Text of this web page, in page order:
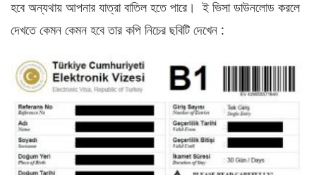
হবে অন্যথায় আপনার যাত্রা বাতিল হতে পারে। ই ভিসা ডাউনলোড করলে
দেখতে কেমন কেমন হবে তার কপি নিচের ছবিটি দেখেন :